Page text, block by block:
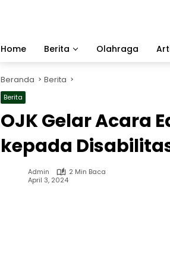
Home
Berita Olahraga
Beranda Berita
Berita
OJK Gelar Acara
kepada
Admin
2 Min Baca
April 3, 2024